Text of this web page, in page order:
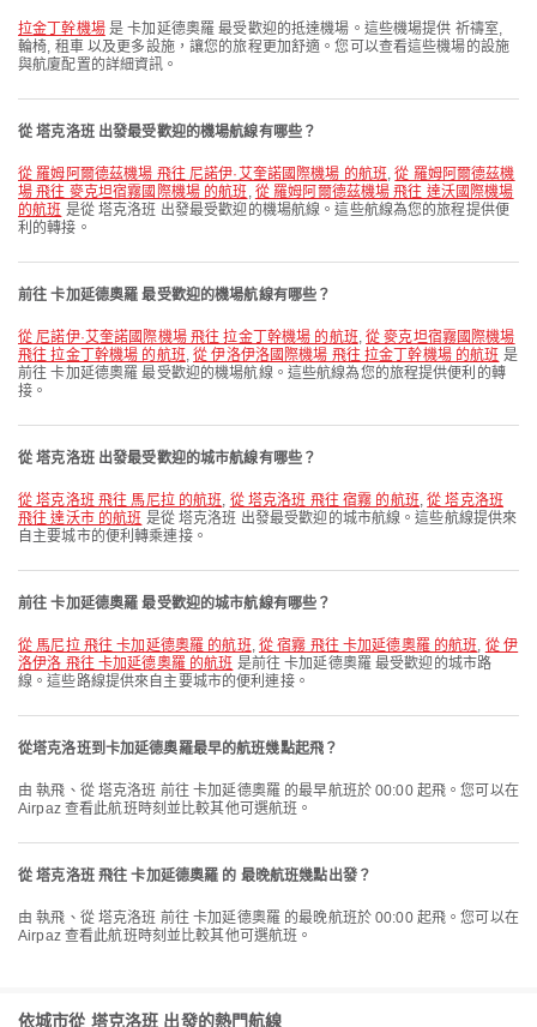
拉金丁幹機場是 卡加延德奧羅 最受歡迎的抵達機場。這些機場提供 祈禱室,
輪椅, 租車 以及更多設施，讓您的旅程更加舒適。您可以查看這些機場的設施
與航廈配置的詳細資訊。
從 塔克洛班 出發最受歡迎的機場航線有哪些？
從 羅姆阿爾德茲機場 飛往 尼諾伊·艾奎諾國際機場 的航班,從 羅姆阿爾德茲機
場 飛往 麥克坦宿霧國際機場 的航班 , 從 羅姆阿爾德茲機場 飛往 達沃國際機場
的航班 是從 塔克洛班 出發最受歡迎的機場航線。這些航線為您的旅程提供便
利的轉接。
前往 卡加延德奧羅 最受歡迎的機場航線有哪些？
從 尼諾伊·艾奎諾國際機場 飛往 拉金丁幹機場 的航班,從 麥克坦宿霧國際機場
飛往 拉金丁幹機場 的航班,從 伊洛伊洛國際機場 飛往 拉金丁幹機場 的航班 是
前往 卡加延德奧羅 最受歡迎的機場航線。這些航線為您的旅程提供便利的轉
接。
從 塔克洛班 出發最受歡迎的城市航線有哪些？
從 塔克洛班 飛往 馬尼拉 的航班, 從 塔克洛班 飛往 宿霧 的航班,從 塔克洛班
飛往 達沃市 的航班 是從 塔克洛班 出發最受歡迎的城市航線。這些航線提供來
自主要城市的便利轉乘連接。
前往 卡加延德奧羅 最受歡迎的城市航線有哪些？
從 馬尼拉 飛往 卡加延德奧羅 的航班, 從 宿霧 飛往 卡加延德奧羅 的航班, 從 伊
洛伊洛 飛往 卡加延德奧羅 的航班 是前往 卡加延德奧羅 最受歡迎的城市路
線。這些路線提供來自主要城市的便利連接。
從塔克洛班到卡加延德奧羅最早的航班幾點起飛？
由 執飛、從 塔克洛班 前往 卡加延德奧羅 的最早航班於 00:00 起飛。您可以在
Airpaz 查看此航班時刻並比較其他可選航班。
從 塔克洛班 飛往 卡加延德奧羅 的 最晚航班幾點出發？
由 執飛、從 塔克洛班 前往 卡加延德奧羅 的最晚航班於 00:00 起飛。您可以在
Airpaz 查看此航班時刻並比較其他可選航班。
依城市從 塔克洛班 出發的熱門航線